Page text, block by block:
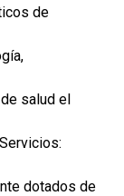
de
salud el
dotados de